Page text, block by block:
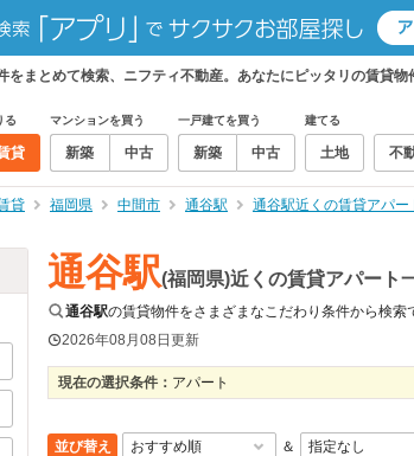
まとめて検索、ニフティ不動産。あなたにピッタリの賃貸物
る
貸
マンションを買う
新築 中古
一戸建てを買う
新築 中古
建てる
土地 不
貸 福岡県 中間市 通谷駅 通谷駅近くの賃貸アパー
通谷駅(福岡県)近くの賃貸アパート
通谷駅の賃貸物件をさまざまなこだわり条件から検索
2026年08月08日更新
現在の選択条件： アパート
並び替え ＆